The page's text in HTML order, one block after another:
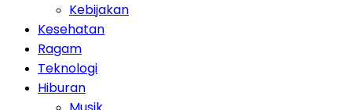
Kebijakan
Kesehatan
Ragam
Teknologi
Hiburan